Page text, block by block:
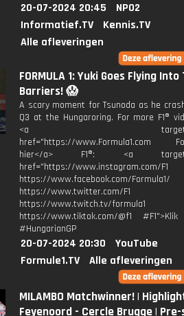
20-07-2024 20:45
NPO2
Informatief.TV
Kennis.TV
Alle afleveringen
FORMULA 1: Yuki Goes Flying Into
Barriers! 😱
A scary moment for Tsunoda as he
Q3 at the Hungaroring. For more F1®
<a
href="https://www.Formula1.com
hier</a> F1®: <a
href="https://www.instagram.com/F1
https://www.facebook.com/Formula1/
https://www.twitter.com/F1
https://www.twitch.tv/formula1
https://www.tiktok.com/@f1
#HungarianGP
20-07-2024 20:30
YouTube
Formule1.TV
Alle afleveringen
MILAMBO Matchwinner! |
Feyenoord - Cercle Brugge |